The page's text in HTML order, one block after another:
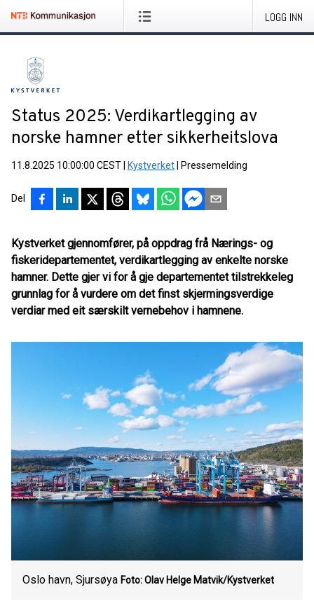
LOGG INN
Status 2025: Verdikartlegging av
norske hamner etter sikkerheitslova
11.8.2025 10:00:00 CEST Kystverket Pressemelding
Del
Kystverket gjennomfører, på oppdrag frå Nærings- og
fiskeridepartementet, verdikartlegging av enkelte norske
hamner. Dette gjer vi for å gje departementet tilstrekkeleg
grunnlag for å vurdere om det finst skjermingsverdige
verdiar med eit særskilt vernebehov i hamnene.
Oslo havn, Sjursøya Foto: Olav Helge Matvik/Kystverket